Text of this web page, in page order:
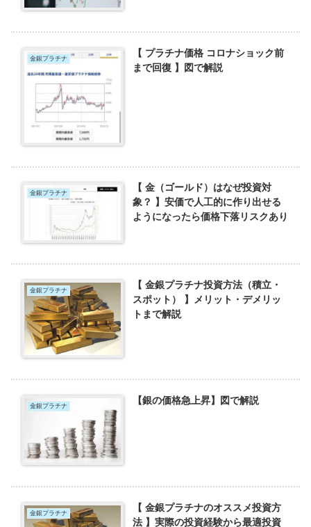
金銀プラチナ
【 プラチナ価格 コロナショック前
まで回復 】図で解説
金銀プラチナ
【 金（ゴールド）はなぜ投資対
象？ 】安価で人工的に作り出せる
ようになったら価格下落リスクあり
金銀プラチナ
【 金銀プラチナ投資方法（積立・
スポット） 】メリット・デメリッ
トまで解説
金銀プラチナ 【銀の価格急上昇】図で解説
金銀プラチナ
【 金銀プラチナのオススメ投資方
法 】実際の投資経験から最適投資